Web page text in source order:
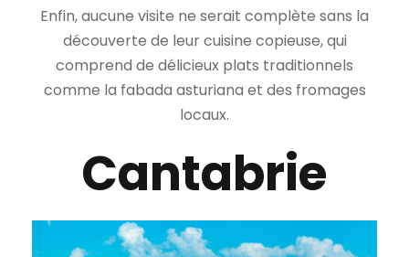
Enfin, aucune visite ne serait complète sans la
découverte de leur cuisine copieuse, qui
comprend de délicieux plats traditionnels
comme la fabada asturiana et des fromages
locaux.
Cantabrie